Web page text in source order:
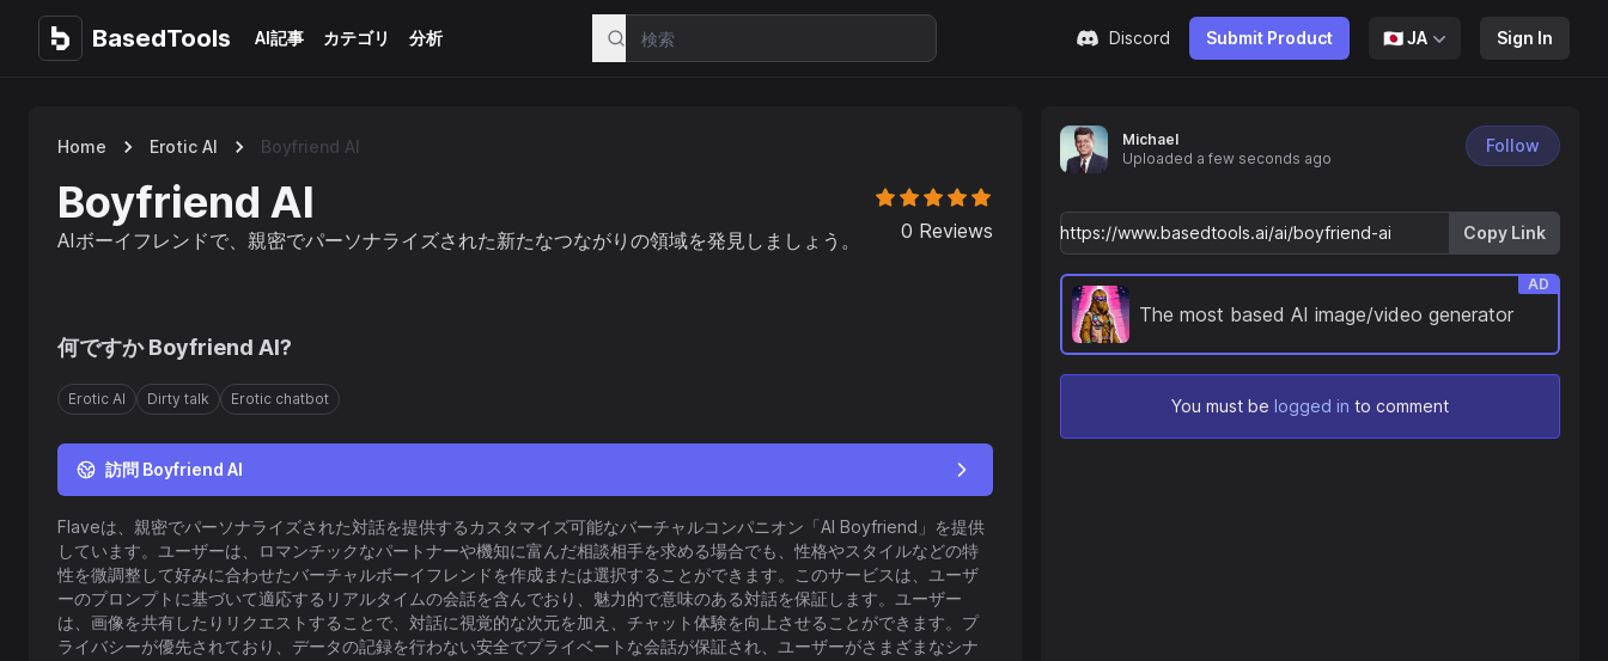
BasedTools
BasedTools AI記事 カテゴリ 分析 Discord Submit Product 🇯🇵JA Sign In
Home Erotic AI Boyfriend AI
Boyfriend AI
AIボーイフレンドで、親密でパーソナライズされた新たなつながりの領域を発見しましょう。 0 Reviews
何ですか Boyfriend AI?
Erotic AI Dirty talk Erotic chatbot
訪問 Boyfriend AI
Flaveは、親密でパーソナライズされた対話を提供するカスタマイズ可能なバーチャルコンパニオン「AI Boyfriend」を提供
しています。ユーザーは、ロマンチックなパートナーや機知に富んだ相談相手を求める場合でも、性格やスタイルなどの特
性を微調整して好みに合わせたバーチャルボーイフレンドを作成または選択することができます。このサービスは、ユーザ
ーのプロンプトに基づいて適応するリアルタイムの会話を含んでおり、魅力的で意味のある対話を保証します。ユーザー
は、画像を共有したりリクエストすることで、対話に視覚的な次元を加え、チャット体験を向上させることができます。プ
ライバシーが優先されており、データの記録を行わない安全でプライベートな会話が保証され、ユーザーがさまざまなシナ
Michael
Uploaded a few seconds ago
Follow
Copy Link
The most based AI image/video generator
AD
You must be logged in to comment